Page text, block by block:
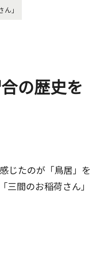
」
の歴史を
じたのが「鳥居」を
間のお稲荷さん」